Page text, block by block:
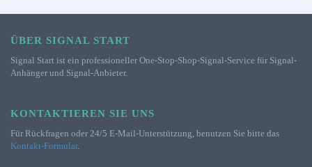
ÜBER SIGNAL START
Signal Start ist ein professioneller One-Stop-Shop-Signal-Service für Signal-
Anhänger und Signal-Anbieter.
KONTAKTIEREN SIE UNS
Für Rückfragen oder 24/5 E-Mail-Unterstützung, benutzen Sie bitte das
Kontakt-Formular.